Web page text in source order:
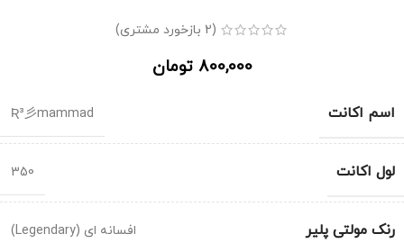
(
2 بازخورد مشتری)
800,000 تومان
اسم اکانت Ʀ³彡mammad
لول اکانت 350
رنک مولتی پلیر افسانه ای (Legendary)